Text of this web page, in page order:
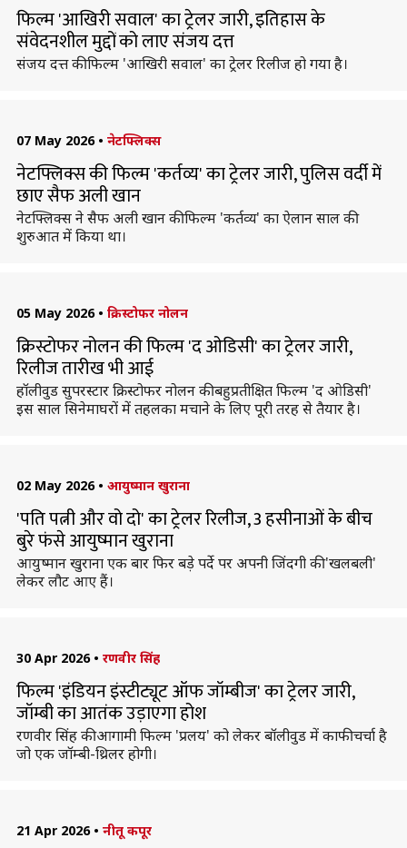
फिल्म 'आखिरी सवाल' का ट्रेलर जारी, इतिहास के
संवेदनशील मुद्दों को लाए संजय दत्त
संजय दत्त की फिल्म 'आखिरी सवाल' का ट्रेलर रिलीज हो गया है।
07 May 2026 • नेटफ्लिक्स
नेटफ्लिक्स की फिल्म 'कर्तव्य' का ट्रेलर जारी, पुलिस वर्दी में
छाए सैफ अली खान
नेटफ्लिक्स ने सैफ अली खान की फिल्म 'कर्तव्य' का ऐलान साल की
शुरुआत में किया था।
05 May 2026 • क्रिस्टोफर नोलन
क्रिस्टोफर नोलन की फिल्म 'द ओडिसी' का ट्रेलर जारी,
रिलीज तारीख भी आई
हॉलीवुड सुपरस्टार क्रिस्टोफर नोलन की बहुप्रतीक्षित फिल्म 'द ओडिसी'
इस साल सिनेमाघरों में तहलका मचाने के लिए पूरी तरह से तैयार है।
02 May 2026 • आयुष्मान खुराना
'पति पत्नी और वो दो' का ट्रेलर रिलीज, 3 हसीनाओं के बीच
बुरे फंसे आयुष्मान खुराना
आयुष्मान खुराना एक बार फिर बड़े पर्दे पर अपनी जिंदगी की 'खलबली'
लेकर लौट आए हैं।
30 Apr 2026 • रणवीर सिंह
फिल्म 'इंडियन इंस्टीट्यूट ऑफ जॉम्बीज' का ट्रेलर जारी,
जॉम्बी का आतंक उड़ाएगा होश
रणवीर सिंह की आगामी फिल्म 'प्रलय' को लेकर बॉलीवुड में काफी चर्चा है
जो एक जॉम्बी-थ्रिलर होगी।
21 Apr 2026 • नीतू कपूर